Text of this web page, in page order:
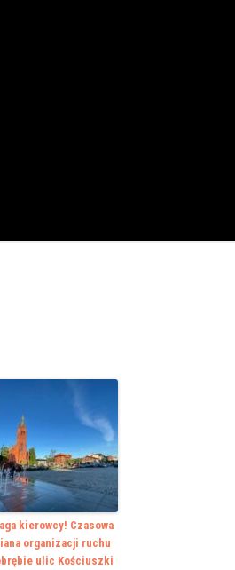
kierowcy! Czasowa
organizacji ruchu
ulic Kościuszki